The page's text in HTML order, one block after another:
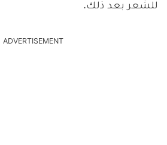
للشعر بعد ذلك.
ADVERTISEMENT